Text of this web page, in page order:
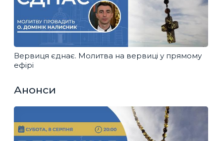
Вервиця єднає. Молитва на вервиці у прямому
ефірі
Анонси